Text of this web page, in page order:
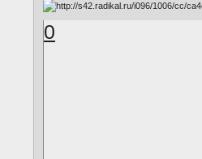
0